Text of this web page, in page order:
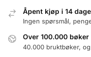
Åpent kjøp i 14
Ingen spørsmål,
Over 100.000 bøker
40.000 bruktbøker,